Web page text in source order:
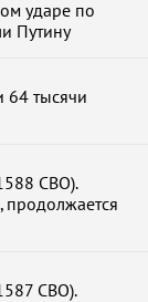
ударе по
Путину
64 тысячи
СВО).
продолжается
СВО).